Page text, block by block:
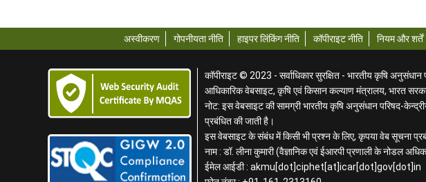
अस्वीकरण गोपनीयता नीति हाइपर लिंकिंग नीति कॉपीराइट नीति नियम और शर्तें
कॉपीराइट © 2023 - सर्वाधिकार सुरक्षित - भारतीय कृषि अनुसंधान
आधिकारिक वेबसाइट, कृषि एवं किसान कल्याण मंत्रालय, भारत
नोट: इस वेबसाइट की सामग्री भारतीय कृषि अनुसंधान परिषद-
प्रबंधित की जाती है।
इस वेबसाइट के संबंध में किसी भी प्रश्न के लिए, कृपया वेब सूचना
नाम : डॉ. लीना कुमारी (वैज्ञानिक एवं ईआरपी प्रणाली के नोडल
ईमेल आईडी : akmu[dot]ciphet[at]icar[dot]gov[dot]in